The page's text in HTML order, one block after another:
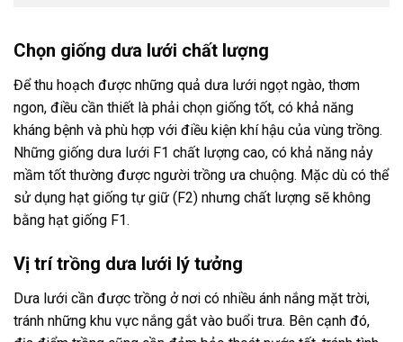
Chọn giống dưa lưới chất lượng
Để thu hoạch được những quả dưa lưới ngọt ngào, thơm
ngon, điều cần thiết là phải chọn giống tốt, có khả năng
kháng bệnh và phù hợp với điều kiện khí hậu của vùng trồng.
Những giống dưa lưới F1 chất lượng cao, có khả năng nảy
mầm tốt thường được người trồng ưa chuộng. Mặc dù có thể
sử dụng hạt giống tự giữ (F2) nhưng chất lượng sẽ không
bằng hạt giống F1.
Vị trí trồng dưa lưới lý tưởng
Dưa lưới cần được trồng ở nơi có nhiều ánh nắng mặt trời,
tránh những khu vực nắng gắt vào buổi trưa. Bên cạnh đó,